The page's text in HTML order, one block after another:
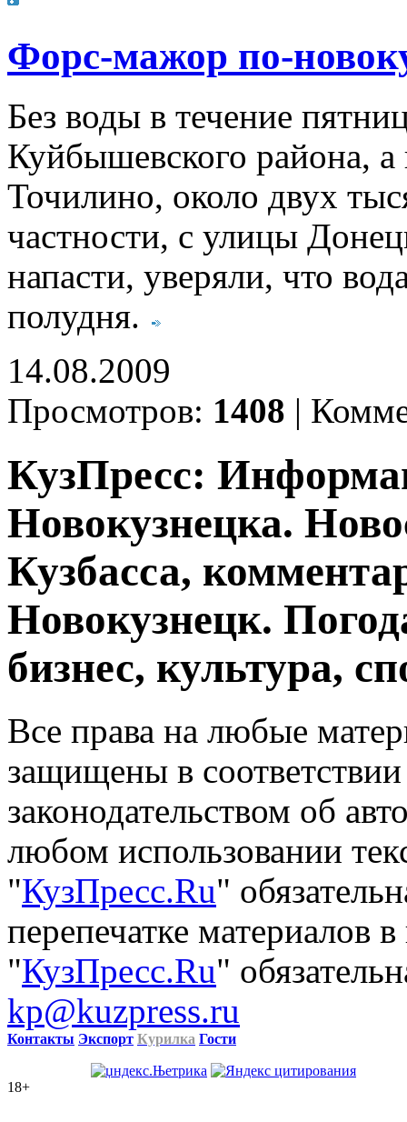
Форс-мажор по-
Без воды в течение
Куйбышевского района, а
Точилино, около двух
частности, с улицы
напасти, уверяли, что
полудня.
14.08.2009
Просмотров: 1408 |
КузПресс:
Новокузнецка.
Кузбасса,
Новокузнецк.
бизнес, культура,
Все права на любые
защищены в
законодательством об
любом использовании
"КузПресс.Ru"
перепечатке материалов
"КузПресс.Ru"
kp@kuzpress.ru
Контакты Экспорт Курилка Гости
18+